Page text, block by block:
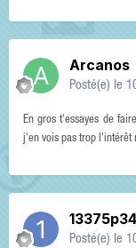
Arcanos
Posté(e) le
En gros t'essayes de
j'en vois pas trop l'intérêt
Posté(e) le